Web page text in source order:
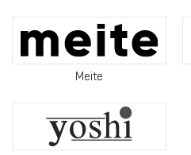
Meite